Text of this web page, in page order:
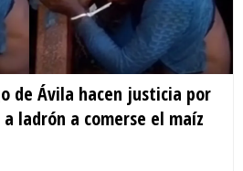
de Ávila hacen justicia por
ladrón a comerse el maíz